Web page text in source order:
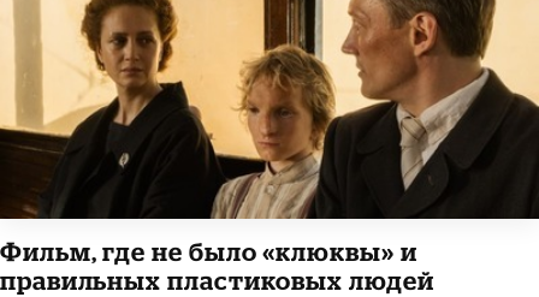
Фильм, где не было «клюквы» и
правильных пластиковых людей